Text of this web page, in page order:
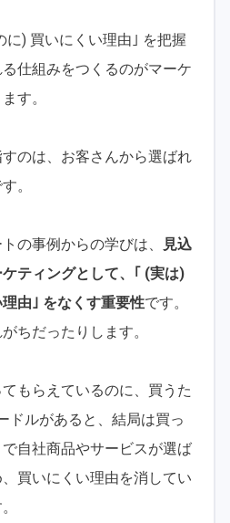
に) 買いにくい理由｣ を把握
仕組みをつくるのがマーケ
す。
のは、お客さんから選ばれ
。
の事例からの学びは、
見込
ティングとして、｢ (実は)
由｣ をなくす重要性です。
ちだったりします。
もらえているのに、買うた
ドルがあると、結局は買っ
自社商品やサービスが選ば
買いにくい理由を消してい